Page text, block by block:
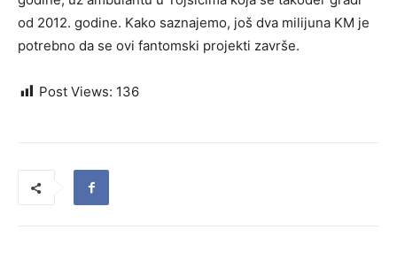
od 2012. godine. Kako saznajemo, još dva milijuna KM je
potrebno da se ovi fantomski projekti završe.
Post Views: 136